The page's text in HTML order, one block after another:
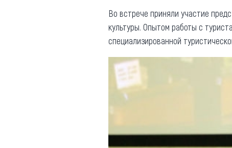
Во встрече приняли участие
культуры. Опытом работы с
специализированной